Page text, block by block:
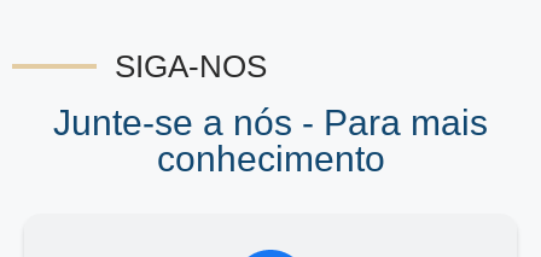
SIGA-NOS
Junte-se a nós - Para mais
conhecimento